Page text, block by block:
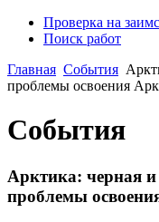
Проверка на
Поиск работ
Главная События
проблемы освоения
События
Арктика: черная
проблемы